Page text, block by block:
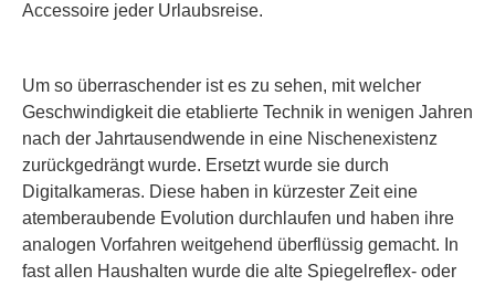
Accessoire jeder Urlaubsreise.
Um so überraschender ist es zu sehen, mit welcher
Geschwindigkeit die etablierte Technik in wenigen Jahren
nach der Jahrtausendwende in eine Nischenexistenz
zurückgedrängt wurde. Ersetzt wurde sie durch
Digitalkameras. Diese haben in kürzester Zeit eine
atemberaubende Evolution durchlaufen und haben ihre
analogen Vorfahren weitgehend überflüssig gemacht. In
fast allen Haushalten wurde die alte Spiegelreflex- oder